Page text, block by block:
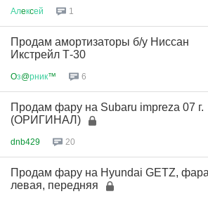
Алeкcей 1
Продам амортизаторы б/у Ниссан
Икстрейл Т-30
Oз@рник™ 6
Продам фару на Subaru impreza 07 г.
(ОРИГИНАЛ)
dnb429 20
Продам фару на Hyundai GETZ, фара
левая, передняя